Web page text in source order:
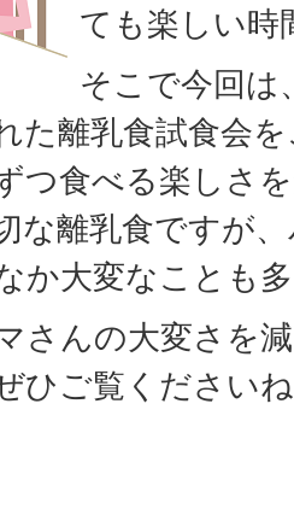
ても楽しい時
そこで今回は
た離乳食試食会
つ食べる楽しさ
な離乳食ですが
か大変なことも
さんの大変さを
ひご覧ください